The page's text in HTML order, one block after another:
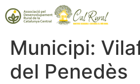
Municipi:
del Penedès